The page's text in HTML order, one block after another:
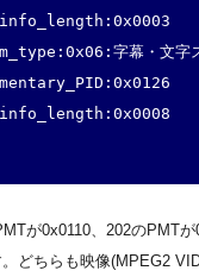
字幕・文字
が0x0110、202のPMT
どちらも映像(MPEG2